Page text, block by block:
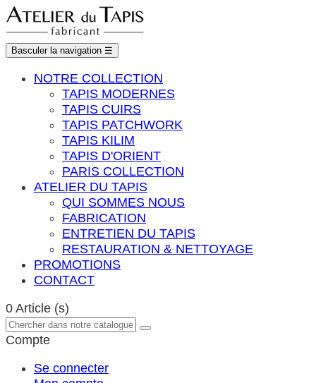
Basculer la navigation ☰
NOTRE COLLECTION
TAPIS MODERNES
TAPIS CUIRS
TAPIS PATCHWORK
TAPIS KILIM
TAPIS D'ORIENT
PARIS COLLECTION
ATELIER DU TAPIS
QUI SOMMES NOUS
FABRICATION
ENTRETIEN DU TAPIS
RESTAURATION & NETTOYAGE
PROMOTIONS
CONTACT
0 Article (s)
Compte
Se connecter